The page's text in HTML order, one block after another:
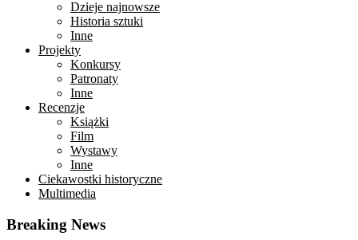
Dzieje najnowsze
Historia sztuki
Inne
Projekty
Konkursy
Patronaty
Inne
Recenzje
Książki
Film
Wystawy
Inne
Ciekawostki historyczne
Multimedia
Breaking News